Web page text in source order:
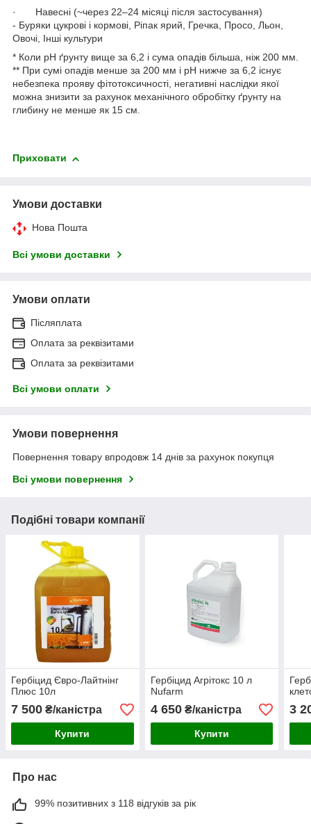
· Навесні (~через 22–24 місяці після застосування)
- Буряки цукрові і кормові, Ріпак ярий, Гречка, Просо, Льон,
Овочі, Інші культури
* Коли рН ґрунту вище за 6,2 і сума опадів більша, ніж 200 мм.
** При сумі опадів менше за 200 мм і рН нижче за 6,2 існує
небезпека прояву фітотоксичності, негативні наслідки якої
можна знизити за рахунок механічного обробітку ґрунту на
глибину не менше як 15 см.
Приховати
Умови доставки
Нова Пошта
Всі умови доставки
Умови оплати
Післяплата
Оплата за реквізитами
Оплата за реквізитами
Всі умови оплати
Умови повернення
Повернення товару впродовж 14 днів за рахунок покупця
Всі умови повернення
Подібні товари компанії
Гербіцид Євро-Лайтнінг
Плюс 10л
7 500 ₴/каністра
Купити
Гербіцид Агрітокс 10 л
Nufarm
4 650₴/каністра
Купити
3
Про нас
99% позитивних з 118 відгуків за рік